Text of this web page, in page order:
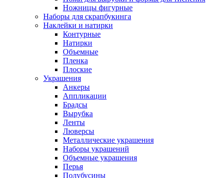
Ножницы фигурные
Наборы для скрапбукинга
Наклейки и натирки
Контурные
Натирки
Объемные
Пленка
Плоские
Украшения
Анкеры
Аппликации
Брадсы
Вырубка
Ленты
Люверсы
Металлические украшения
Наборы украшений
Объемные украшения
Перья
Полубусины